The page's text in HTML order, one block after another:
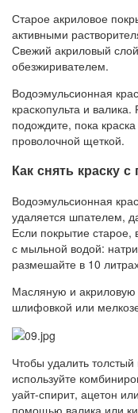
Старое акриловое
активными
Свежий акриловый
обезжиривателем.
Водоэмульсионная
краскопульта и
подождите, пока
проволочной щеткой.
Как снять краску с
Водоэмульсионная
удаляется шпателем,
Если покрытие старое,
с мыльной водой:
размешайте в 10
Масляную и акриловую
шлифовкой или
Чтобы удалить
используйте
уайт-спирит, ацетон